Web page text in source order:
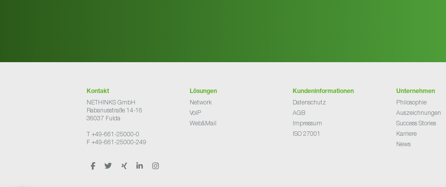
Kontakt
NETHINKS GmbH
Rabanusstraße 14-16
36037 Fulda
T +49-661-25000-0
F +49-661-25000-249
Lösungen
Network
VoIP
Web&Mail
Kundeninformationen
Datenschutz
AGB
Impressum
ISO 27001
Unternehmen
Philosophie
Auszeichnungen
Success Stories
Karriere
News